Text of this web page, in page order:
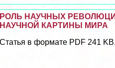
РОЛЬ НАУЧНЫХ
НАУЧНОЙ КАРТИНЫ МИРА
Статья в формате PDF 241